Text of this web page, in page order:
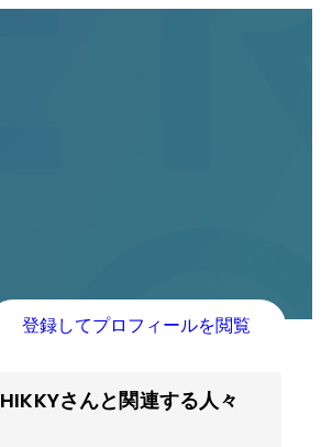
登録してプロフィールを閲覧
HIKKYさんと関連する人々